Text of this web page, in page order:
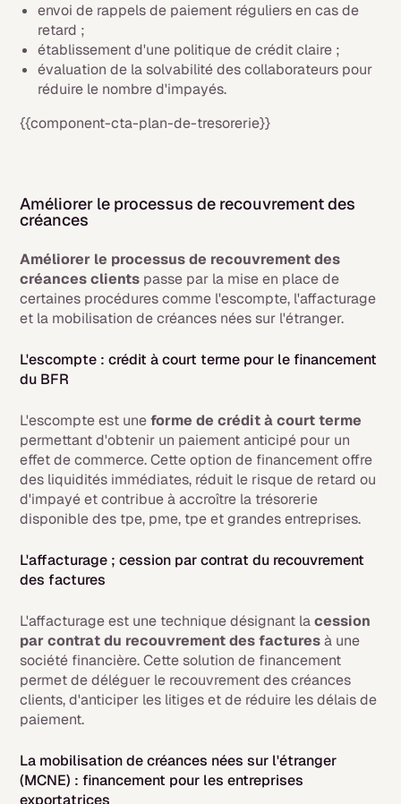
envoi de rappels de paiement réguliers en cas de
retard ;
établissement d'une politique de crédit claire ;
évaluation de la solvabilité des collaborateurs pour
réduire le nombre d'impayés.
{{component-cta-plan-de-tresorerie}}
Améliorer le processus de recouvrement des
créances
Améliorer le processus de recouvrement des
créances clients passe par la mise en place de
certaines procédures comme l'escompte, l'affacturage
et la mobilisation de créances nées sur l'étranger.
L'escompte : crédit à court terme pour le financement
du BFR
L'escompte est uneforme de crédit à court terme
permettant d'obtenir un paiement anticipé pour un
effet de commerce. Cette option de financement offre
des liquidités immédiates, réduit le risque de retard ou
d'impayé et contribue à accroître la trésorerie
disponible des tpe, pme, tpe et grandes entreprises.
L'affacturage ; cession par contrat du recouvrement
des factures
L'affacturage est une technique désignant lacession
par contrat du recouvrement des facturesà une
société financière. Cette solution de financement
permet de déléguer le recouvrement des créances
clients, d'anticiper les litiges et de réduire les délais de
paiement.
La mobilisation de créances nées sur l'étranger
(MCNE) : financement pour les entreprises
exportatrices